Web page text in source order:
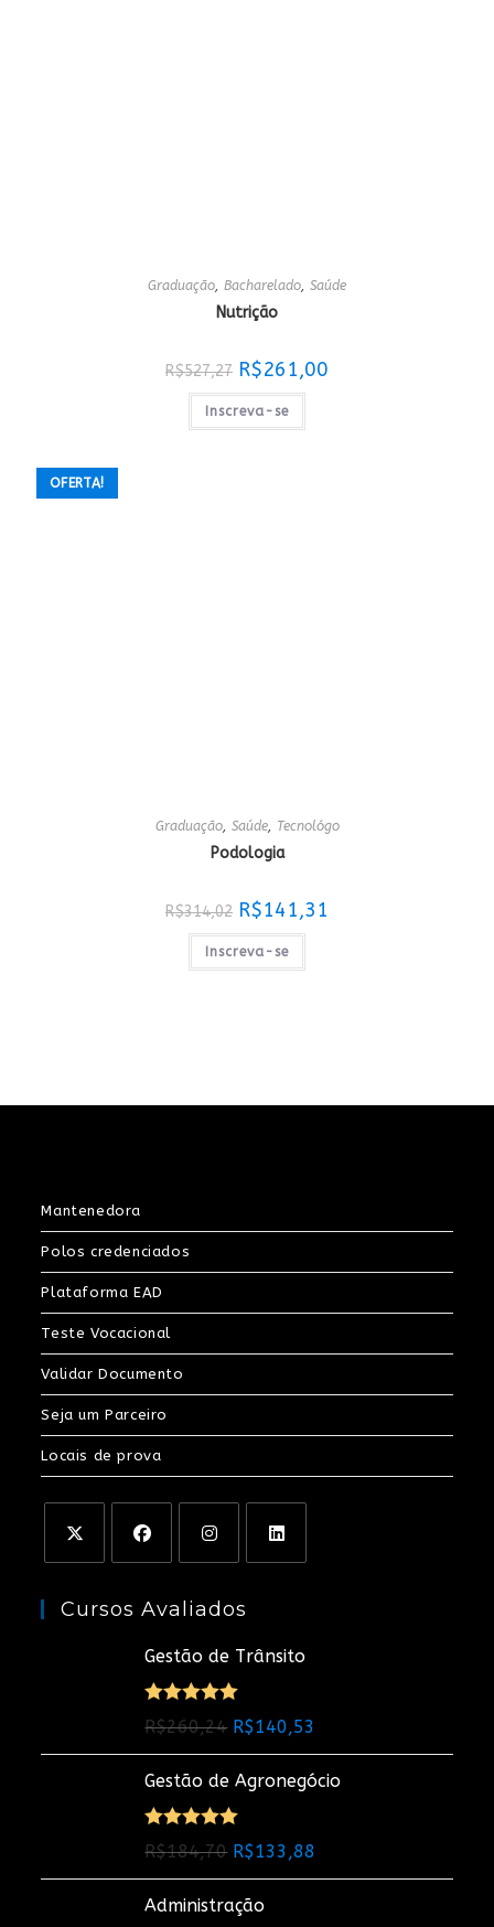
Graduação, Bacharelado, Saúde
Nutrição
R$527,27 O
preço
original
era:
R$527,27.
R$261,00
Inscreva-se
OFERTA!
Graduação, Saúde, Tecnológo
Podologia
R$314,02 O
preço
original
era:
R$314,02.
R$141,31
Inscreva-se
Mantenedora
Polos credenciados
Plataforma EAD
Teste Vocacional
Validar Documento
Seja um Parceiro
Locais de prova
Cursos Avaliados
Gestão de Trânsito
Avaliação
R$260,24 O
preço
original
R$140,53
preço
atual
Gestão de Agronegócio
Avaliação
R$184,70 O
preço
original
R$133,88
preço
Administração